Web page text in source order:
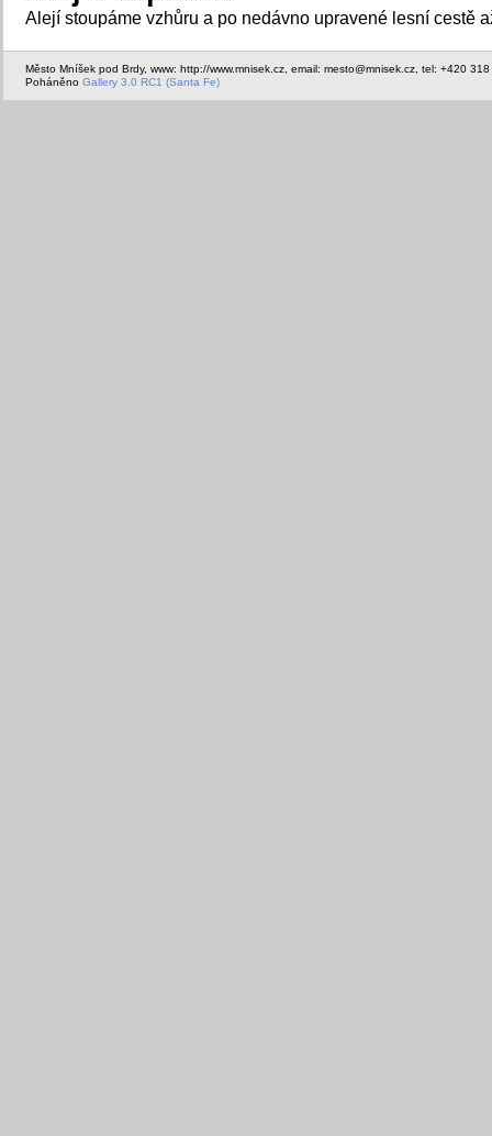
Alejí stoupáme vzhůru a po nedávno upravené lesní cestě
Město Mníšek pod Brdy, www: http://www.mnisek.cz, email: mesto@mnisek.cz, tel: +420
Poháněno Gallery 3.0 RC1 (Santa Fe)